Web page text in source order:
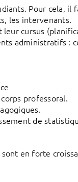
Pour cela, il
les intervenants.
cursus
administratifs :
professoral.
de
en forte